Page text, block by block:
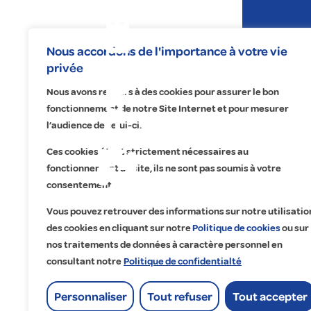
Nous accordons de l'importance à votre vie
privée
Nous avons recours à des cookies pour assurer le bon
fonctionnement de notre Site Internet et pour mesurer
l’audience de celui-ci.
Ces cookies étant strictement nécessaires au
fonctionnement du site, ils ne sont pas soumis à votre
consentement.
Vous pouvez retrouver des informations sur notre
des cookies en cliquant sur notrePolitique de cookiesou sur
nos traitements de données à caractère personnel en
consultant notrePolitique de confidentialté
Personnaliser Tout refuser Tout accepter
Expertises
Centre